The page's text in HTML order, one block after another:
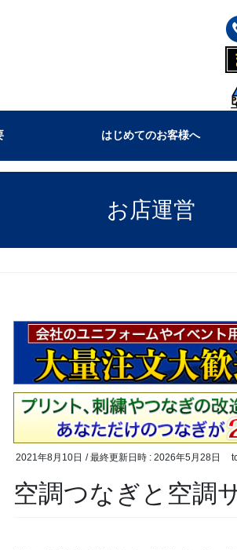
はじめてのお客様へ
お店運営
2021年8月10日 / 最終更新日時 : 2026年5月28日
空調つなぎと空調